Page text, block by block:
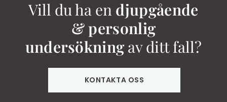
Vill du ha en djupgående
& personlig
undersökningav ditt fall?
KONTAKTA OSS